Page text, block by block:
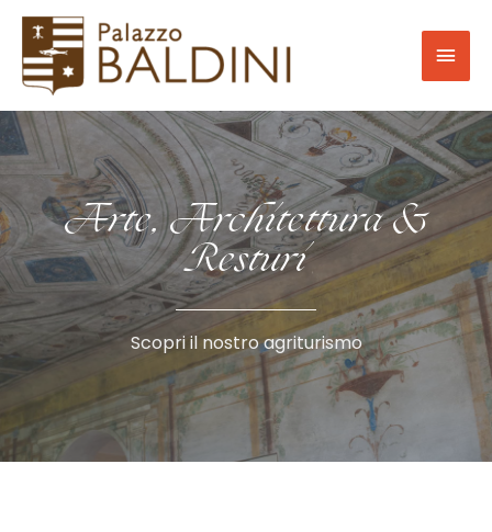
Arte, Architettura &
Resturi
Scopri il nostro agriturismo